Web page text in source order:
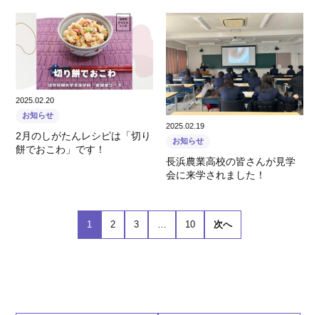
2025.02.20
お知らせ
2月のしがたんレシピは「切り
餅でおこわ」です！
2025.02.19
お知らせ
長浜農業高校の皆さんが見学
会に来学されました！
1 2 3 … 10 次へ